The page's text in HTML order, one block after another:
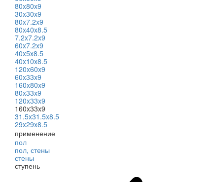
80x80x9
30x30x9
80x7.2x9
80x40x8.5
7.2x7.2x9
60x7.2x9
40x5x8.5
40x10x8.5
120x60x9
60x33x9
160x80x9
80x33x9
120x33x9
160x33x9
31.5x31.5x8.5
29x29x8.5
применение
пол
пол, стены
стены
ступень